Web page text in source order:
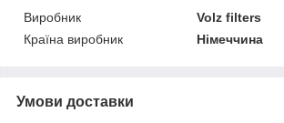
Виробник
Volz filters
Країна виробник
Німеччина
Умови доставки